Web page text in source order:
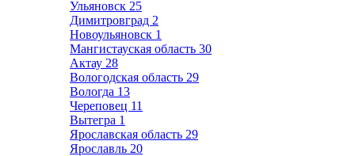
Ульяновск 25
Димитровград 2
Новоульяновск 1
Мангистауская область 30
Актау 28
Вологодская область 29
Вологда 13
Череповец 11
Вытегра 1
Ярославская область 29
Ярославль 20